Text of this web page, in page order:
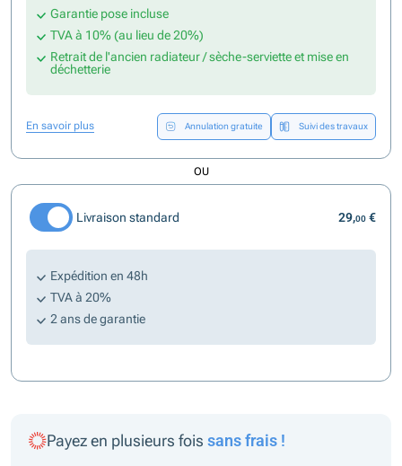
Garantie pose incluse
TVA à 10% (au lieu de 20%)
Retrait de l'ancien radiateur / sèche-serviette et mise en
déchetterie
En savoir plus Annulation gratuite Suivi des travaux
OU
Livraison standard 29,00 €
Expédition en 48h
TVA à 20%
2 ans de garantie
Payez en plusieurs fois sans frais !